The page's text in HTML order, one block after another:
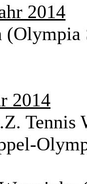
2014
2014
Tennis